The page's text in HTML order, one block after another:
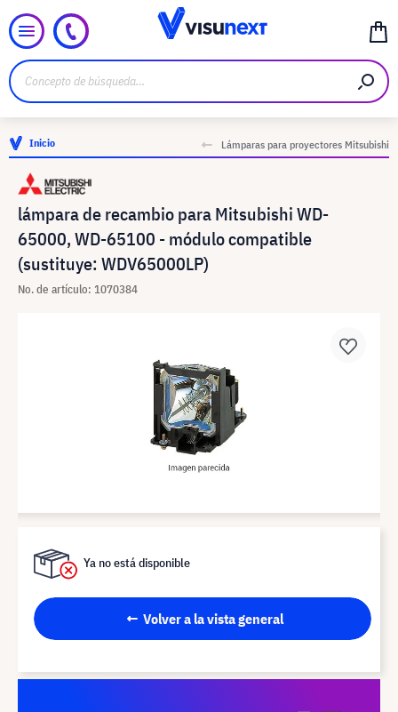
Inicio Lámparas para proyectores Mitsubishi
lámpara de recambio para Mitsubishi WD-
65000, WD-65100 - módulo compatible
(sustituye: WDV65000LP)
No. de artículo: 1070384
Ya no está disponible
Volver a la vista general